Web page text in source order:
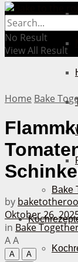
Bake
No Result
View All Result
Home Bake
by
Oktober 26,
in Bake
AA
A
A